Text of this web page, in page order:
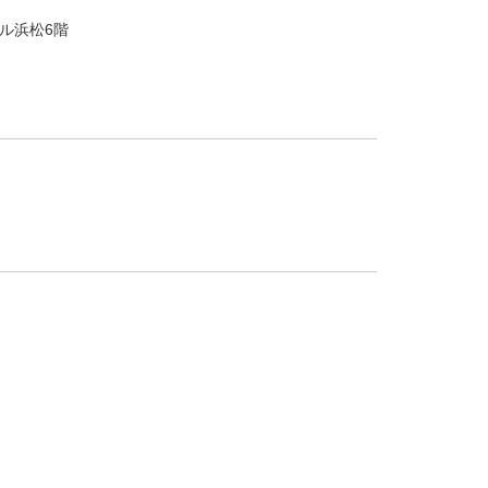
浜松6階